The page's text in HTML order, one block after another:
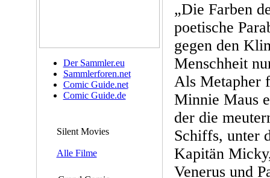
Der Sammler.eu
Sammlerforen.net
Comic Guide.net
Comic Guide.de
Silent Movies
Alle Filme
„Die Farben
poetische
gegen den
Menschheit
Als Metapher
Minnie Maus
der die
Schiffs, unter
Kapitän
Venerus und